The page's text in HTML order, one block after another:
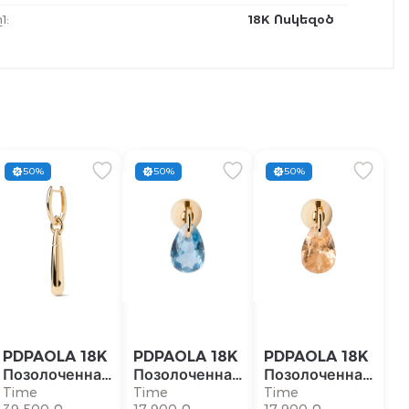
: 18K Ոսկեզօծ
50%
PDPAOLA 18K
Позолоченная
Серебряная
Time
50%
PDPAOLA 18K
Позолоченная
Серебряная
Time
50%
PDPAOLA 18K
Позолоченная
Серебряная
Time